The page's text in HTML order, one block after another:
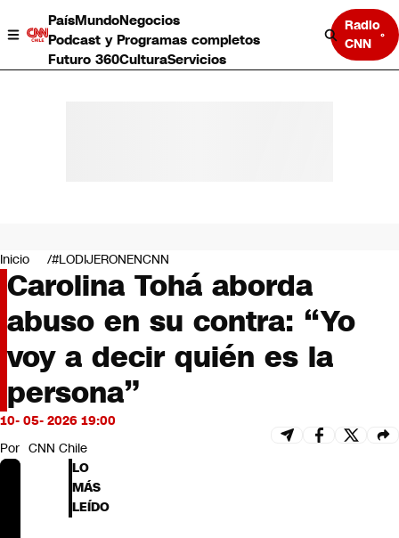
PaísMundoNegocios
Podcast y Programas completos
Futuro 360CulturaServicios
Radio
CNN
Negocios
Deportes
Programas completos
Cultura
Servicios
Bits
CNN Data
CNN tiempo
Futuro 360
Inicio #LODIJERONENCNN
Carolina Tohá aborda
abuso en su contra: “Yo
voy a decir quién es la
persona”
10- 05- 2026 19:00
Por CNN Chile
LO
MÁS
LEÍDO